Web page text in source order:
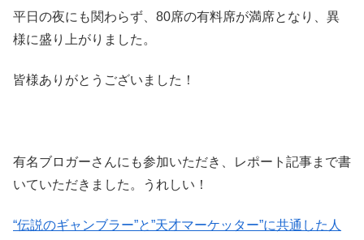
平日の夜にも関わらず、80席の有料席が満席となり、異
様に盛り上がりました。
皆様ありがとうございました！
有名ブロガーさんにも参加いただき、レポート記事まで書
いていただきました。うれしい！
“伝説のギャンブラー”と”天才マーケッター”に共通した人